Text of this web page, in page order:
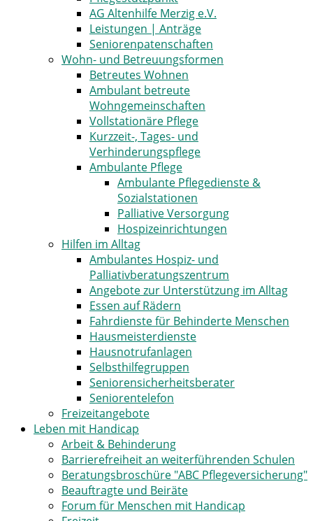
AG Altenhilfe Merzig e.V.
Leistungen | Anträge
Seniorenpatenschaften
Wohn- und Betreuungsformen
Betreutes Wohnen
Ambulant betreute
Wohngemeinschaften
Vollstationäre Pflege
Kurzzeit-, Tages- und
Verhinderungspflege
Ambulante Pflege
Ambulante Pflegedienste &
Sozialstationen
Palliative Versorgung
Hospizeinrichtungen
Hilfen im Alltag
Ambulantes Hospiz- und
Palliativberatungszentrum
Angebote zur Unterstützung im Alltag
Essen auf Rädern
Fahrdienste für Behinderte Menschen
Hausmeisterdienste
Hausnotrufanlagen
Selbsthilfegruppen
Seniorensicherheitsberater
Seniorentelefon
Freizeitangebote
Leben mit Handicap
Arbeit & Behinderung
Barrierefreiheit an weiterführenden Schulen
Beratungsbroschüre "ABC Pflegeversicherung"
Beauftragte und Beiräte
Forum für Menschen mit Handicap